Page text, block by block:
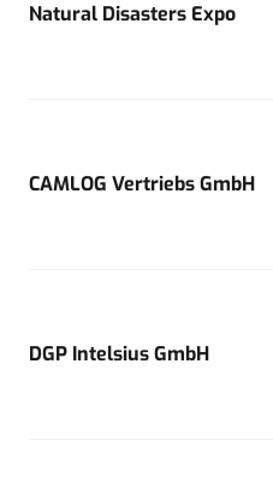
Natural Disasters Expo
CAMLOG Vertriebs GmbH
DGP Intelsius GmbH